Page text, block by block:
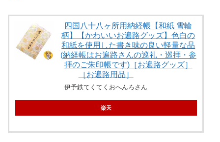
四国八十八ヶ所用納経帳【和紙 雪輪
柄】【かわいいお遍路グッズ】色白の
和紙を使用した書き味の良い軽量な品
(納経帳はお遍路さんの巡礼・巡拝・参
拝のご朱印帳です)［お遍路グッズ］
［お遍路用品］
伊予鉄てくてくおへんろさん
楽天